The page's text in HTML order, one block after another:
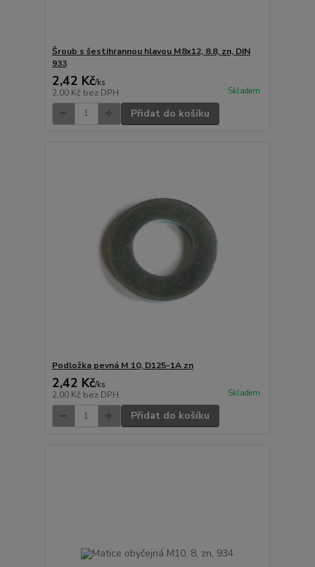
Šroub s šestihrannou hlavou M8x12, 8.8, zn, DIN
933
2,42 Kč/ks
2,00 Kč bez DPH Skladem
Přidat do košíku
Podložka pevná M 10, D125-1A zn
2,42 Kč/ks
2,00 Kč bez DPH Skladem
Přidat do košíku